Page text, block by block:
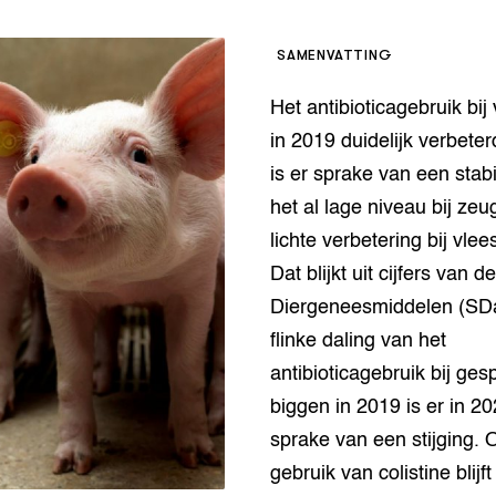
landbouw
Aquacultuur
economy
Innovatieloket
& Biologisch
Aanpakken
SAMENVATTING
Het antibioticagebruik bij
in 2019 duidelijk
is er sprake van een
het al lage niveau bij
lichte verbetering bij
Dat blijkt uit cijfers van
Diergeneesmiddelen
flinke daling van het
antibioticagebruik bij
biggen in 2019 is er in
sprake van een stijging.
gebruik van colistine